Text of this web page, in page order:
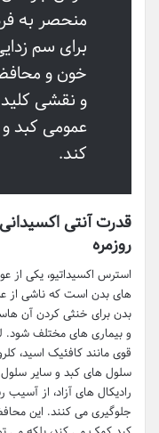
منحصر به
برای سم
خون و
و نقشی
عمومی کبد
کند.
قدرت آنتی
روزمره
استرس اکسیداتیو، یکی
های بدن است که ناشی از
بدن برای خنثی کردن آن
و بیماری های مختلف شود.
قوی مانند کافئیک اسید،
سلول های کبد و سایر سلول
جلوگیری می کنند. این